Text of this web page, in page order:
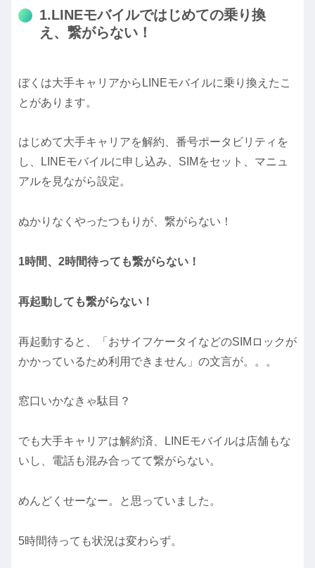
1.LINEモバイルではじめての乗り換
え、繋がらない！
ぼくは大手キャリアからLINEモバイルに乗り換えたこ
とがあります。
はじめて大手キャリアを解約、番号ポータビリティを
し、LINEモバイルに申し込み、SIMをセット、マニュ
アルを見ながら設定。
ぬかりなくやったつもりが、繋がらない！
1時間、2時間待っても繋がらない！
再起動しても繋がらない！
再起動すると、「おサイフケータイなどのSIMロックが
かかっているため利用できません」の文言が。。。
窓口いかなきゃ駄目？
でも大手キャリアは解約済、LINEモバイルは店舗もな
いし、電話も混み合ってて繋がらない。
めんどくせーなー。と思っていました。
5時間待っても状況は変わらず。